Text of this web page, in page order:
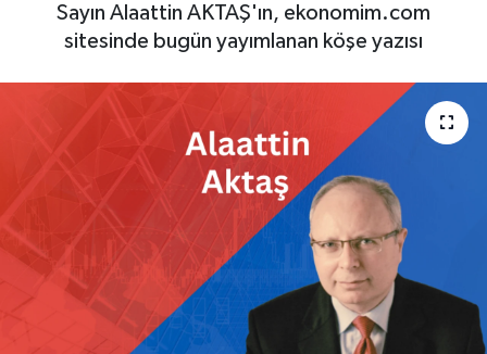
Sayın Alaattin AKTAŞ'ın, ekonomim.com
sitesinde bugün yayımlanan köşe yazısı
Borsa Gundem
BIST 100 Isı Haritası
Coin Isı Haritası
Ekonomik Takvim
Kiripto Para Piyasası
Gizlilik Sözleşmesi